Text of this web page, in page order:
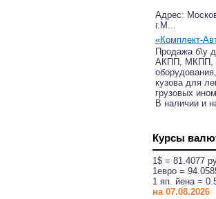
Адрес:
г.М...
«Комплект-
Продажа б\у
АКПП, МКПП,
кузова для
грузовых
В наличии и
Курсы
1$ = 81.4077
1eвро =
1 яп. йена =
на 07.08.2026